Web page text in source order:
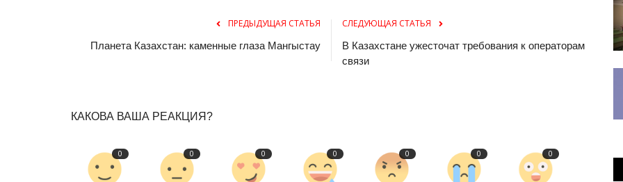
ПРЕДЫДУЩАЯ СТАТЬЯ
Планета Казахстан: каменные глаза Мангыстау
СЛЕДУЮЩАЯ СТАТЬЯ
В Казахстане ужесточат требования к операторам
связи
КАКОВА ВАША РЕАКЦИЯ?
0 0 0 0 0 0 0